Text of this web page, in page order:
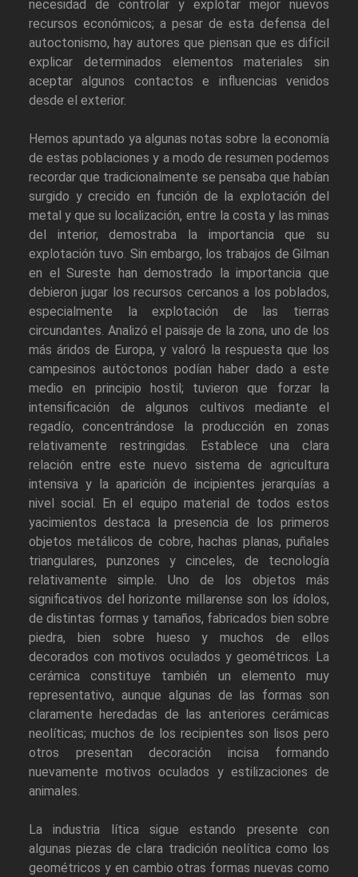
necesidad de controlar y explotar mejor nuevos
recursos económicos; a pesar de esta defensa del
autoctonismo, hay autores que piensan que es difícil
explicar determinados elementos materiales sin
aceptar algunos contactos e influencias venidos
desde el exterior.
Hemos apuntado ya algunas notas sobre la economía
de estas poblaciones y a modo de resumen podemos
recordar que tradicionalmente se pensaba que habían
surgido y crecido en función de la explotación del
metal y que su localización, entre la costa y las minas
del interior, demostraba la importancia que su
explotación tuvo. Sin embargo, los trabajos de Gilman
en el Sureste han demostrado la importancia que
debieron jugar los recursos cercanos a los poblados,
especialmente la explotación de las tierras
circundantes. Analizó el paisaje de la zona, uno de los
más áridos de Europa, y valoró la respuesta que los
campesinos autóctonos podían haber dado a este
medio en principio hostil; tuvieron que forzar la
intensificación de algunos cultivos mediante el
regadío, concentrándose la producción en zonas
relativamente restringidas. Establece una clara
relación entre este nuevo sistema de agricultura
intensiva y la aparición de incipientes jerarquías a
nivel social. En el equipo material de todos estos
yacimientos destaca la presencia de los primeros
objetos metálicos de cobre, hachas planas, puñales
triangulares, punzones y cinceles, de tecnología
relativamente simple. Uno de los objetos más
significativos del horizonte millarense son los ídolos,
de distintas formas y tamaños, fabricados bien sobre
piedra, bien sobre hueso y muchos de ellos
decorados con motivos oculados y geométricos. La
cerámica constituye también un elemento muy
representativo, aunque algunas de las formas son
claramente heredadas de las anteriores cerámicas
neolíticas; muchos de los recipientes son lisos pero
otros presentan decoración incisa formando
nuevamente motivos oculados y estilizaciones de
animales.
La industria lítica sigue estando presente con
algunas piezas de clara tradición neolítica como los
geométricos y en cambio otras formas nuevas como